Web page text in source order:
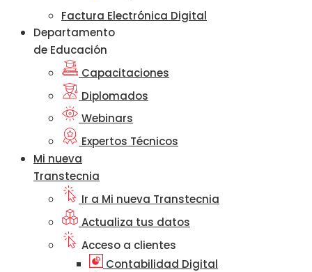
Factura Electrónica Digital
Departamento
de Educación
Capacitaciones
Diplomados
Webinars
Expertos Técnicos
Mi nueva
Transtecnia
Ir a Mi nueva Transtecnia
Actualiza tus datos
Acceso a clientes
Contabilidad Digital